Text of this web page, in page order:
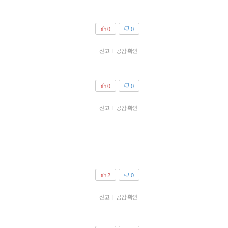
0
0
신고 | 공감 확인
0
0
신고 | 공감 확인
0
2
신고 | 공감 확인